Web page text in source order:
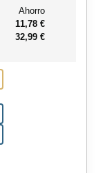
Ahorro
11,78 €
32,99 €